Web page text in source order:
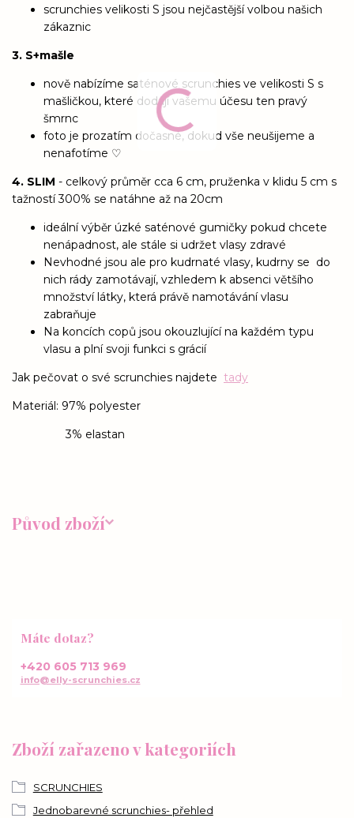
scrunchies velikosti S jsou nejčastější volbou našich
zákaznic
3. S+mašle
nově nabízíme saténové scrunchies ve velikosti S s
mašličkou, které dodají vašemu účesu ten pravý
šmrnc
foto je prozatím dočasné, dokud vše neušijeme a
nenafotíme ♡
4. SLIM - celkový průměr cca 6 cm, pruženka v klidu 5 cm s
tažností 300% se natáhne až na 20cm
ideální výběr úzké saténové gumičky pokud chcete
nenápadnost, ale stále si udržet vlasy zdravé
Nevhodné jsou ale pro kudrnaté vlasy, kudrny se do
nich rády zamotávají, vzhledem k absenci většího
množství látky, která právě namotávání vlasu
zabraňuje
Na koncích copů jsou okouzlující na každém typu
vlasu a plní svoji funkci s grácií
Jak pečovat o své scrunchies najdete tady
Materiál: 97% polyester
3% elastan
Původ zboží
Zboží zařazeno v kategoriích
SCRUNCHIES
Jednobarevné scrunchies- přehled
Máte dotaz?
+420 605 713 969
info@elly-scrunchies.cz